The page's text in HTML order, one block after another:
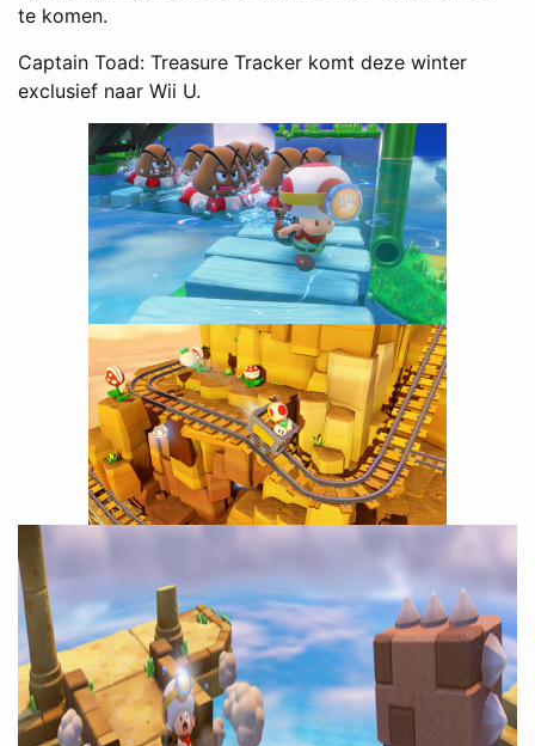
te komen.
Captain Toad: Treasure Tracker komt deze winter
exclusief naar Wii U.